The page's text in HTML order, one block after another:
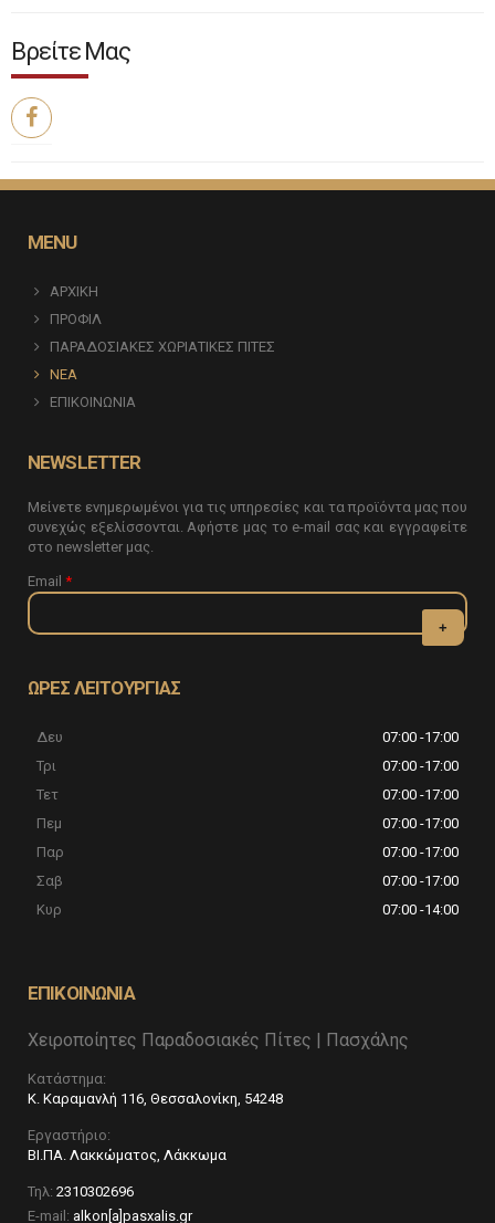
Βρείτε Μας
MENU
ΑΡΧΙΚΗ
ΠΡΟΦΙΛ
ΠΑΡΑΔΟΣΙΑΚΕΣ ΧΩΡΙΑΤΙΚΕΣ ΠΙΤΕΣ
ΝΕΑ
ΕΠΙΚΟΙΝΩΝΙΑ
NEWSLETTER
Μείνετε ενημερωμένοι για τις υπηρεσίες και τα προϊόντα μας που
συνεχώς εξελίσσονται. Αφήστε μας το e-mail σας και εγγραφείτε
στο newsletter μας.
Email *
This question
is for testing
not you are a
human visitor
and to
prevent
automated
submissions.
ΩΡΕΣ ΛΕΙΤΟΥΡΓΙΑΣ
Δευ
07:00 -17:00
Τρι
07:00 -17:00
Τετ
07:00 -17:00
Πεμ
07:00 -17:00
Παρ
07:00 -17:00
Σαβ
07:00 -17:00
Κυρ
07:00 -14:00
ΕΠΙΚΟΙΝΩΝΙΑ
Χειροποίητες Παραδοσιακές Πίτες | Πασχάλης
Κατάστημα:
Κ. Καραμανλή 116, Θεσσαλονίκη, 54248
Εργαστήριο:
ΒΙ.ΠΑ. Λακκώματος, Λάκκωμα
Τηλ: 2310302696
E-mail: alkon[a]pasxalis.gr